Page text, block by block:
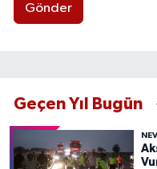
Gönder
Geçen Yıl Bugün